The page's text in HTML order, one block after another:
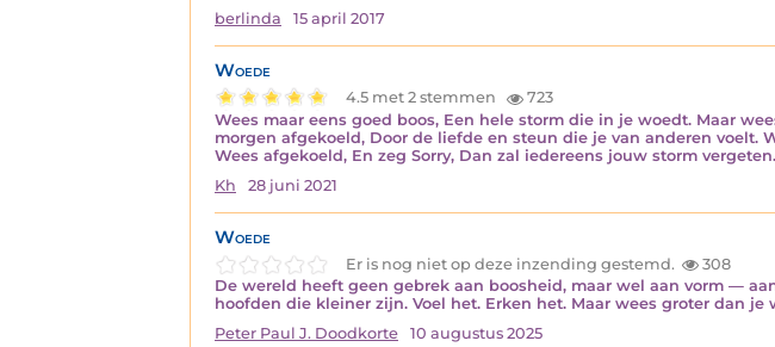
berlinda
15 april 2017
Woede
4.5 met 2 stemmen
723
Wees maar eens goed boos, Een hele storm die in je woedt. Maar
morgen afgekoeld, Door de liefde en steun die je van anderen voelt.
Wees afgekoeld, En zeg Sorry, Dan zal iedereens jouw storm
Kh
28 juni 2021
Woede
Er is nog niet op deze inzending gestemd.
308
De wereld heeft geen gebrek aan boosheid, maar wel aan vorm —
hoofden die kleiner zijn. Voel het. Erken het. Maar wees groter dan
Peter Paul J. Doodkorte
10 augustus 2025